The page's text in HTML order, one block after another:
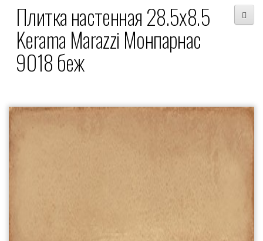
Плитка настенная 28.5x8.5
Kerama Marazzi Монпарнас
9018 беж